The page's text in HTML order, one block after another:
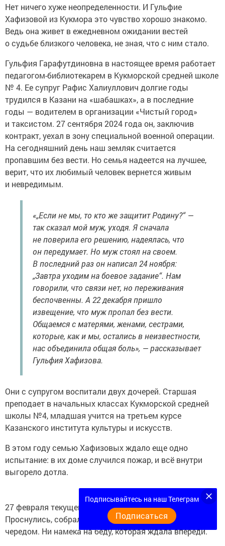
Нет ничего хуже неопределенности. И Гульфие
Хафизовой из Кукмора это чувство хорошо знакомо.
Ведь она живет в ежедневном ожидании вестей
о судьбе близкого человека, не зная, что с ним стало.
Гульфия Гарафутдиновна в настоящее время работает
педагогом-библиотекарем в Кукморской средней школе
№ 4. Ее супруг Рафис Халиуллович долгие годы
трудился в Казани на «шабашках», а в последние
годы — водителем в организации «Чистый город»
и таксистом. 27 сентября 2024 года он, заключив
контракт, уехал в зону специальной военной операции.
На сегодняшний день наш земляк считается
пропавшим без вести. Но семья надеется на лучшее,
верит, что их любимый человек вернется живым
и невредимым.
«„Если не мы, то кто же защитит Родину?“ —
так сказал мой муж, уходя. Я сначала
не поверила его решению, надеялась, что
он передумает. Но муж стоял на своем.
В последний раз он написал 24 ноября:
„Завтра уходим на боевое задание“. Нам
говорили, что связи нет, но переживания
беспочвенны. А 22 декабря пришло
извещение, что муж пропал без вести.
Общаемся с матерями, женами, сестрами,
которые, как и мы, остались в неизвестности,
нас объединила общая боль», — рассказывает
Гульфия Хафизова.
Они с супругом воспитали двух дочерей. Старшая
преподает в начальных классах Кукморской средней
школы №4, младшая учится на третьем курсе
Казанского института культуры и искусств.
В этом году семью Хафизовых ждало еще одно
испытание: в их доме случился пожар, и всё внутри
выгорело дотла.
27 февраля текущего года. День начался как обычно.
Проснулись, собрались на работу... Всё шло своим
чередом. Ни намека на беду, которая ждала впереди.
Подписывайтесь на наш Телеграм
Подписаться